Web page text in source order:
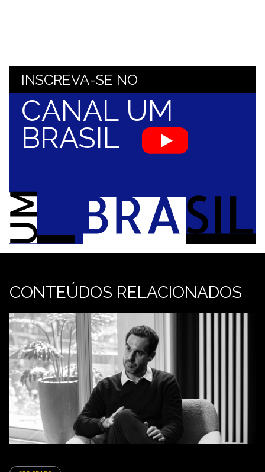
INSCREVA-SE NO
CANAL UM
BRASIL
CONTEÚDOS RELACIONADOS